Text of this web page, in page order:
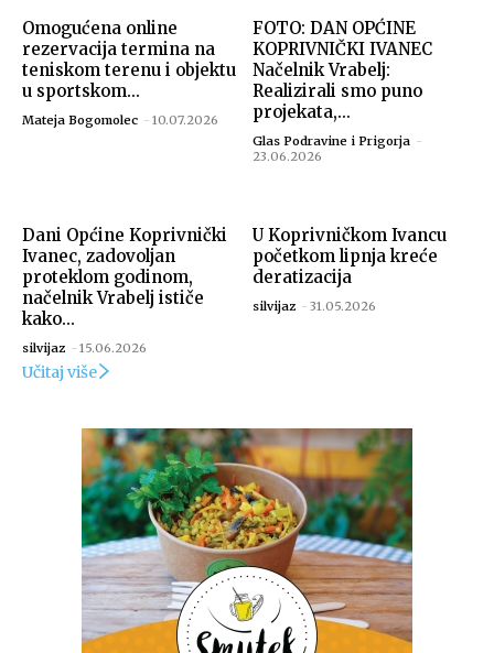
Omogućena online
rezervacija termina na
teniskom terenu i objektu
u sportskom...
Mateja Bogomolec - 10.07.2026
FOTO: DAN OPĆINE
KOPRIVNIČKI IVANEC
Načelnik Vrabelj:
Realizirali smo puno
projekata,...
Glas Podravine i Prigorja -
23.06.2026
Dani Općine Koprivnički
Ivanec, zadovoljan
proteklom godinom,
načelnik Vrabelj ističe
kako...
silvijaz - 15.06.2026
U Koprivničkom Ivancu
početkom lipnja kreće
deratizacija
silvijaz - 31.05.2026
Učitaj više